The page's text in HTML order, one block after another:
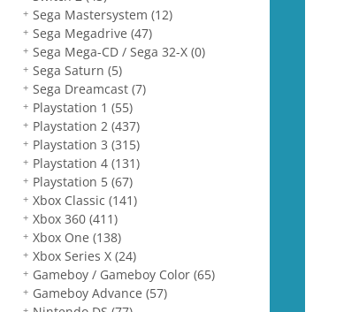
Sega Mastersystem(12)
Sega Megadrive(47)
Sega Mega-CD / Sega 32-X(0)
Sega Saturn(5)
Sega Dreamcast(7)
Playstation 1(55)
Playstation 2(437)
Playstation 3(315)
Playstation 4(131)
Playstation 5(67)
Xbox Classic(141)
Xbox 360(411)
Xbox One(138)
Xbox Series X(24)
Gameboy / Gameboy Color(65)
Gameboy Advance(57)